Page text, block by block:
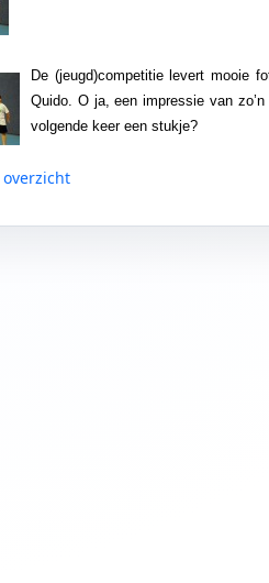
De (jeugd)competitie levert mooie
Quido. O ja, een impressie van
volgende keer een stukje?